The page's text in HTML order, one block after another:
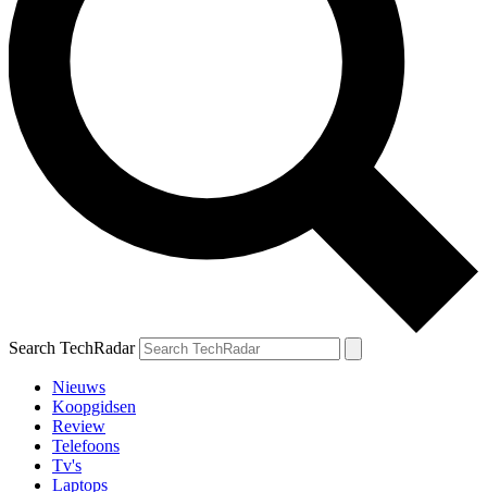
Search TechRadar
Nieuws
Koopgidsen
Review
Telefoons
Tv's
Laptops